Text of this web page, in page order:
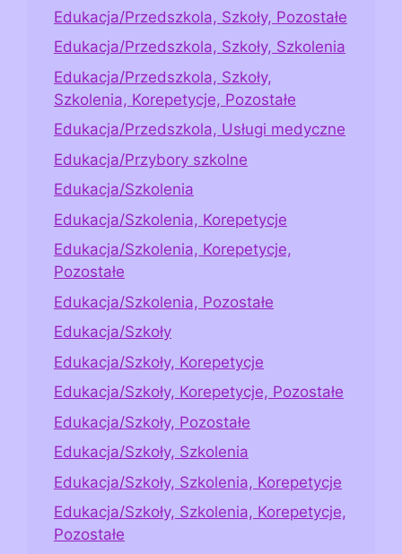
Edukacja/Przedszkola, Szkoły, Pozostałe
Edukacja/Przedszkola, Szkoły, Szkolenia
Edukacja/Przedszkola, Szkoły,
Szkolenia, Korepetycje, Pozostałe
Edukacja/Przedszkola, Usługi medyczne
Edukacja/Przybory szkolne
Edukacja/Szkolenia
Edukacja/Szkolenia, Korepetycje
Edukacja/Szkolenia, Korepetycje,
Pozostałe
Edukacja/Szkolenia, Pozostałe
Edukacja/Szkoły
Edukacja/Szkoły, Korepetycje
Edukacja/Szkoły, Korepetycje, Pozostałe
Edukacja/Szkoły, Pozostałe
Edukacja/Szkoły, Szkolenia
Edukacja/Szkoły, Szkolenia, Korepetycje
Edukacja/Szkoły, Szkolenia, Korepetycje,
Pozostałe